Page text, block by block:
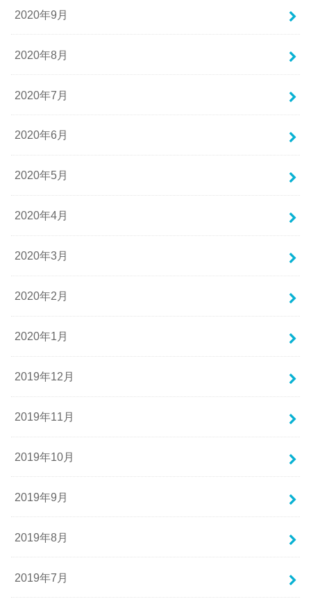
2020年9月
2020年8月
2020年7月
2020年6月
2020年5月
2020年4月
2020年3月
2020年2月
2020年1月
2019年12月
2019年11月
2019年10月
2019年9月
2019年8月
2019年7月